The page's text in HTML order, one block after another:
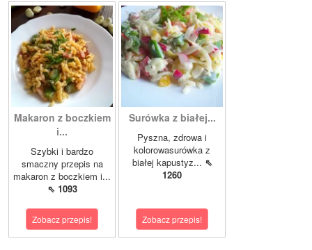
Makaron z boczkiem
i...
Szybki i bardzo
smaczny przepis na
makaron z boczkiem i...
⇖ 1093
Zobacz przepis!
Surówka z białej...
Pyszna, zdrowa i
kolorowasurówka z
białej kapustyz... ⇖
1260
Zobacz przepis!